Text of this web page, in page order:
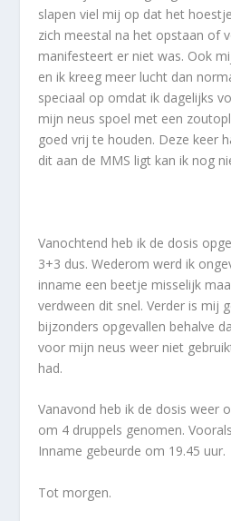
slapen viel mij op dat het
zich meestal na het opstaan of
manifesteert er niet was. Ook
en ik kreeg meer lucht dan
speciaal op omdat ik dagelijks
mijn neus spoel met een
goed vrij te houden. Deze keer
dit aan de MMS ligt kan ik nog
Vanochtend heb ik de dosis
3+3 dus. Wederom werd ik
inname een beetje misselijk
verdween dit snel. Verder is mij
bijzonders opgevallen behalve
voor mijn neus weer niet
had.
Vanavond heb ik de dosis weer
om 4 druppels genomen.
Inname gebeurde om 19.45 uur.
Tot morgen.